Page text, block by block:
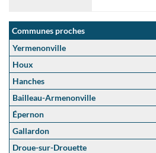
Communes proches
Yermenonville
Houx
Hanches
Bailleau-Armenonville
Épernon
Gallardon
Droue-sur-Drouette